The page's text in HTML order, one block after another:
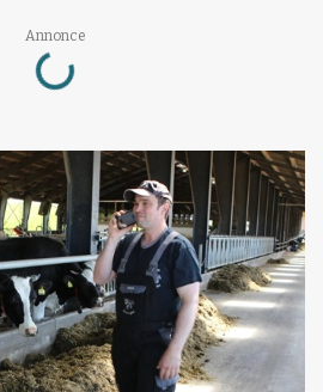
Annonce
Loading...